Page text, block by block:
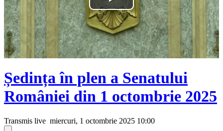
Play
Video
Ședința în plen a Senatului
României din 1 octombrie 2025
Transmis live miercuri, 1 octombrie 2025 10:00